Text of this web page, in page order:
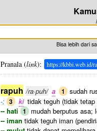
Bisa lebih dari
Pranala (link): https://kbbi.web.id/
rapuh /ra·puh/ a 1 sudah
-; 3 ki tidak teguh (tidak
-- hati 1 mudah berputus asa;
-- iman tidak teguh iman